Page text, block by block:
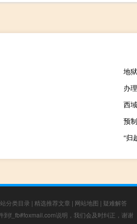
地
办
西
预
“归
分类目录 | 精选推荐文章 | 网站地图 | 疑难解答
f_fb#foxmail.com说明，我们会及时纠正，谢谢